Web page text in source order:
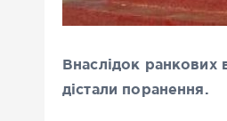
Внаслідок ранкових
дістали поранення.